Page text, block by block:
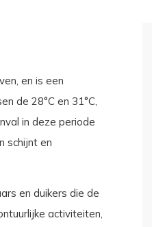
en is een
de 28°C en 31°C,
in deze periode
schijnt en
en duikers die de
activiteiten,